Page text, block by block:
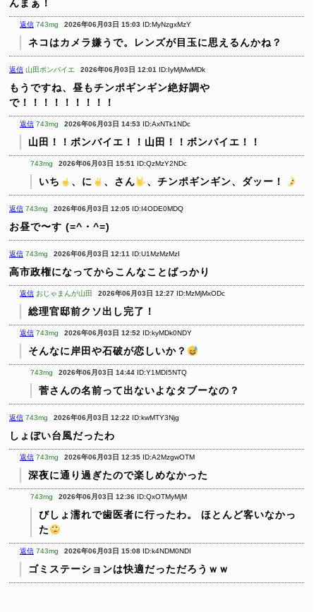
んまぁ！
返信 743mg 2026年06月03日 15:03 ID:MyNzgxMzY
ネコはカメラ嫌うで。レンズが目玉に思えるんかね？
返信 山田ボンバイエ 2026年06月03日 12:01 ID:IyMjMwMDk
もうですね、昼もチンポギンギン絶好調や
で！！！！！！！！！
返信 743mg 2026年06月03日 14:53 ID:AxNTk1NDc
山田！！ボンバイエ！！山田！！ボンバイエ！！
743mg 2026年06月03日 15:51 ID:QzMzY2NDc
いち 、に 、さん 、チンポギンギン、ダッー！
返信 743mg 2026年06月03日 12:05 ID:I4ODE0MDQ
お昼で〜す (=^・^=)
返信 743mg 2026年06月03日 12:11 ID:U1MzMzMzI
高市政権になってからこんなことばっかり
返信 おじゃまんが山田 2026年06月03日 12:27 ID:MzMjMxODc
総理官邸前クソ出し完了！
返信 743mg 2026年06月03日 12:52 ID:kyMDk0NDY
そんなに岸田や石破が恋しいか？
743mg 2026年06月03日 14:44 ID:Y1MDI5NTQ
菅さんの名前って出ないよなタブーなの？
返信 743mg 2026年06月03日 12:22 ID:kwMTY3Njg
しょぼい台風だったわ
返信 743mg 2026年06月03日 12:35 ID:A2MzgwOTM
深夜に通り過ぎたので楽しめなかった
743mg 2026年06月03日 12:36 ID:QxOTMyMjM
びしょ濡れで歯医者に行ったわ。
ほとんど客いなかっ
た
返信 743mg 2026年06月03日 15:08 ID:k4NDM0NDI
ゴミステーションは快適だっただろうｗｗ